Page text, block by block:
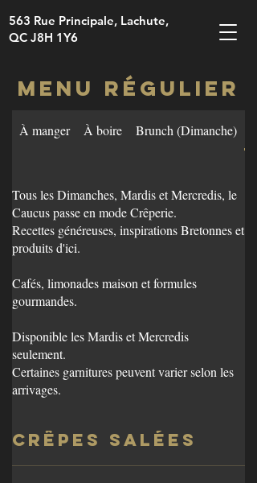
563 Rue Principale, Lachute,
QC J8H 1Y6
Menu régulier
À manger À boire Brunch (Dimanche)
Tous les Dimanches, Mardis et Mercredis, le
Caucus passe en mode Crêperie.
Recettes généreuses, inspirations Bretonnes et
produits d'ici.
Cafés, limonades maison et formules
gourmandes.
Disponible les Mardis et Mercredis
seulement.
Certaines garnitures peuvent varier selon les
arrivages.
Crêpes salées